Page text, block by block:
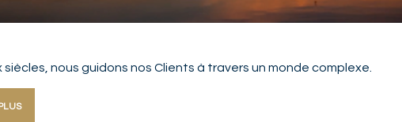
siècles, nous guidons nos Clients à travers un monde complexe.